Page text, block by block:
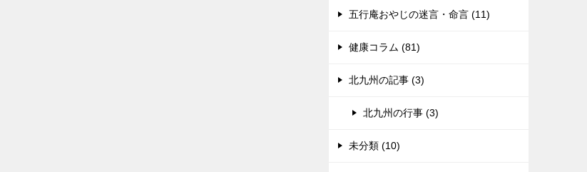
五行庵おやじの迷言・命言 (11)
健康コラム (81)
北九州の記事 (3)
北九州の行事 (3)
未分類 (10)